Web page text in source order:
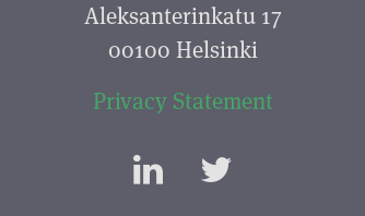
Aleksanterinkatu 17
00100 Helsinki
Privacy Statement